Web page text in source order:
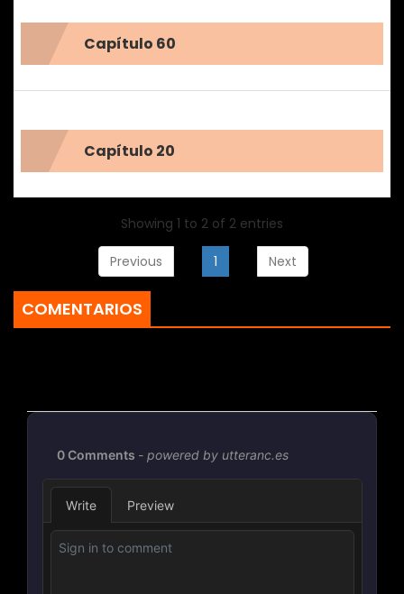
Capítulo 60
Capítulo 20
Showing 1 to 2 of 2 entries
Previous 1 Next
COMENTARIOS